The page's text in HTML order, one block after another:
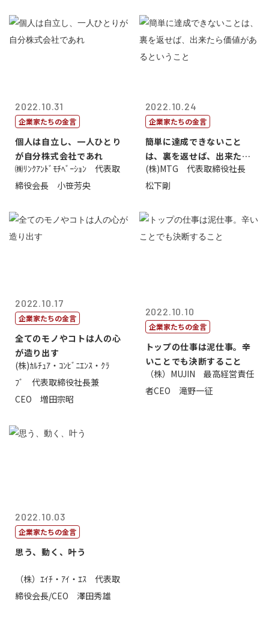
2022.10.31
企業家たちの金言
個人は自立し、一人ひとり
が自分株式会社であれ
㈱ﾘﾝｸｱﾝﾄﾞﾓﾁﾍﾞｰｼｮﾝ 代表取
締役会長 小笹芳央
2022.10.24
企業家たちの金言
簡単に達成できないこと
は、裏を返せば、出来たら
価値があるとい...
(株)MTG 代表取締役社長
松下剛
2022.10.17
企業家たちの金言
全てのモノやコトは人の心
が造り出す
(株)ｶﾙﾁｭｱ・ｺﾝﾋﾞﾆｴﾝｽ・ｸﾗ
ﾌﾞ 代表取締役社長兼
CEO 増田宗昭
2022.10.10
企業家たちの金言
トップの仕事は泥仕事。辛
いことでも決断すること
（株）MUJIN 最高経営責任
者CEO 滝野一征
2022.10.03
企業家たちの金言
思う、動く、叶う
（株）ｴｲﾁ・ｱｲ・ｴｽ 代表取
締役会長/CEO 澤田秀雄